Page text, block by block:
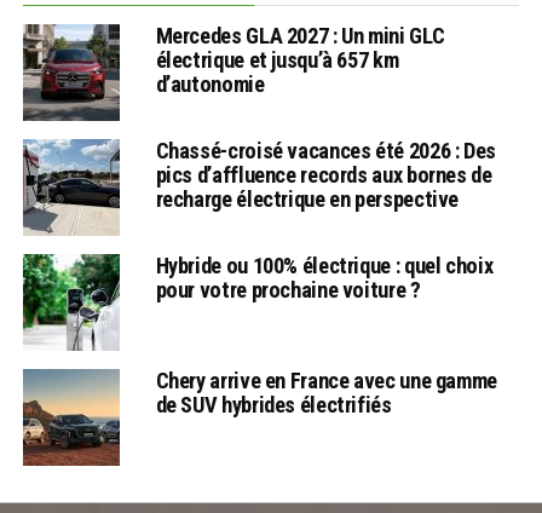
Mercedes GLA 2027 : Un mini GLC
électrique et jusqu’à 657 km
d’autonomie
Chassé-croisé vacances été 2026 : Des
pics d’affluence records aux bornes de
recharge électrique en perspective
Hybride ou 100% électrique : quel choix
pour votre prochaine voiture ?
Chery arrive en France avec une gamme
de SUV hybrides électrifiés